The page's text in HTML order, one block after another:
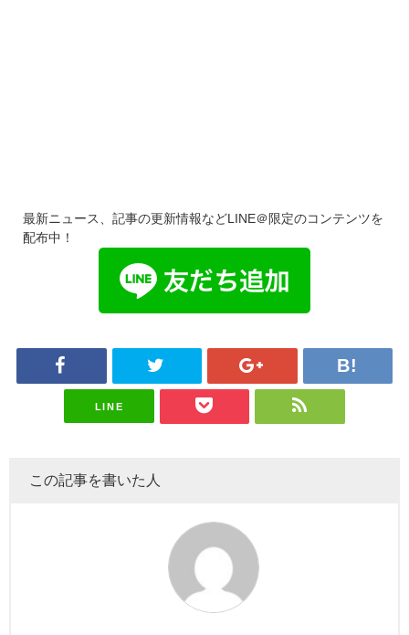
最新ニュース、記事の更新情報などLINE＠限定のコンテンツを
配布中！
LINE
この記事を書いた人